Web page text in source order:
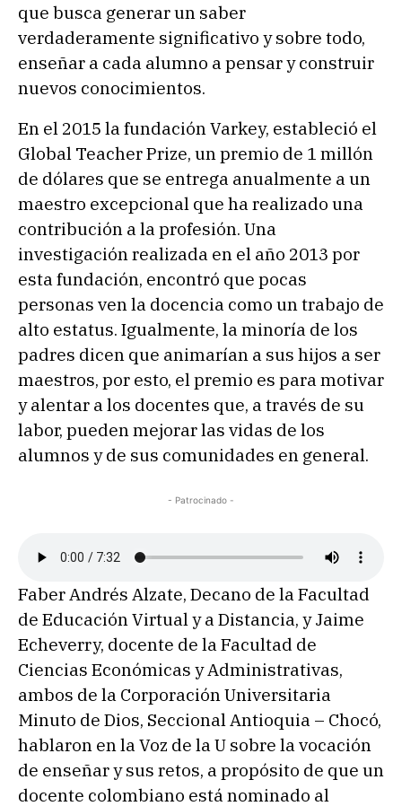
que busca generar un saber
verdaderamente significativo y sobre todo,
enseñar a cada alumno a pensar y construir
nuevos conocimientos.
En el 2015 la fundación Varkey, estableció el
Global Teacher Prize, un premio de 1 millón
de dólares que se entrega anualmente a un
maestro excepcional que ha realizado una
contribución a la profesión. Una
investigación realizada en el año 2013 por
esta fundación, encontró que pocas
personas ven la docencia como un trabajo de
alto estatus. Igualmente, la minoría de los
padres dicen que animarían a sus hijos a ser
maestros, por esto, el premio es para motivar
y alentar a los docentes que, a través de su
labor, pueden mejorar las vidas de los
alumnos y de sus comunidades en general.
- Patrocinado -
Faber Andrés Alzate, Decano de la Facultad
de Educación Virtual y a Distancia, y Jaime
Echeverry, docente de la Facultad de
Ciencias Económicas y Administrativas,
ambos de la Corporación Universitaria
Minuto de Dios, Seccional Antioquia – Chocó,
hablaron en la Voz de la U sobre la vocación
de enseñar y sus retos, a propósito de que un
docente colombiano está nominado al